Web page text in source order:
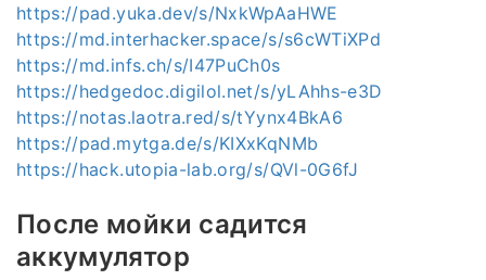
https://pad.yuka.dev/s/NxkWpAaHWE
https://md.interhacker.space/s/s6cWTiXPd
https://md.infs.ch/s/I47PuCh0s
https://hedgedoc.digilol.net/s/yLAhhs-e3D
https://notas.laotra.red/s/tYynx4BkA6
https://pad.mytga.de/s/KIXxKqNMb
https://hack.utopia-lab.org/s/QVl-0G6fJ
После мойки садится
аккумулятор